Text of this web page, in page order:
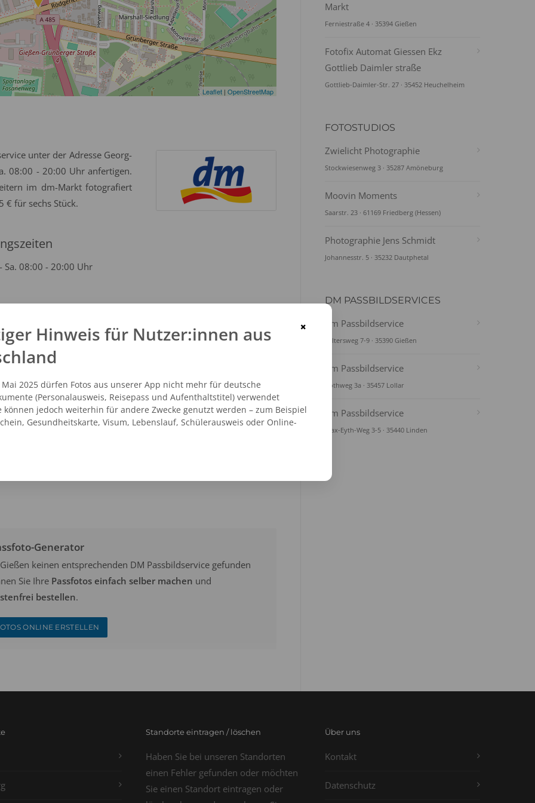
Leaflet | OpenStreetMap
unter der Adresse Georg-
08:00 - 20:00 Uhr anfertigen.
im dm-Markt fotografiert
€ für sechs Stück.
Sa. 08:00 - 20:00 Uhr
- 49410048
Generator
keinen entsprechenden DM Passbildservice gefunden
Sie Ihre Passfotos einfach selber machen und
bestellen.
ONLINE ERSTELLEN
Markt
Ferniestraße 4 · 35394 Gießen
Fotofix Automat Giessen Ekz
Gottlieb Daimler straße
Gottlieb-Daimler-Str. 27 · 35452 Heuchelheim
FOTOSTUDIOS
Zwielicht Photographie
Stockwiesenweg 3 · 35287 Amöneburg
Moovin Moments
Saarstr. 23 · 61169 Friedberg (Hessen)
Photographie Jens Schmidt
Johannesstr. 5 · 35232 Dautphetal
DM PASSBILDSERVICES
dm Passbildservice
Seltersweg 7-9 · 35390 Gießen
dm Passbildservice
Rothweg 3a · 35457 Lollar
dm Passbildservice
Max-Eyth-Weg 3-5 · 35440 Linden
Standorte eintragen / löschen
Haben Sie bei unseren Standorten
einen Fehler gefunden oder möchten
Sie einen Standort eintragen oder
Über uns
Kontakt
Datenschutz
×
Hinweis für Nutzer:innen aus
Mai 2025 dürfen Fotos aus unserer App nicht mehr für deutsche
(Personalausweis, Reisepass und Aufenthaltstitel) verwendet
können jedoch weiterhin für andere Zwecke genutzt werden – zum Beispiel
Gesundheitskarte, Visum, Lebenslauf, Schülerausweis oder Online-